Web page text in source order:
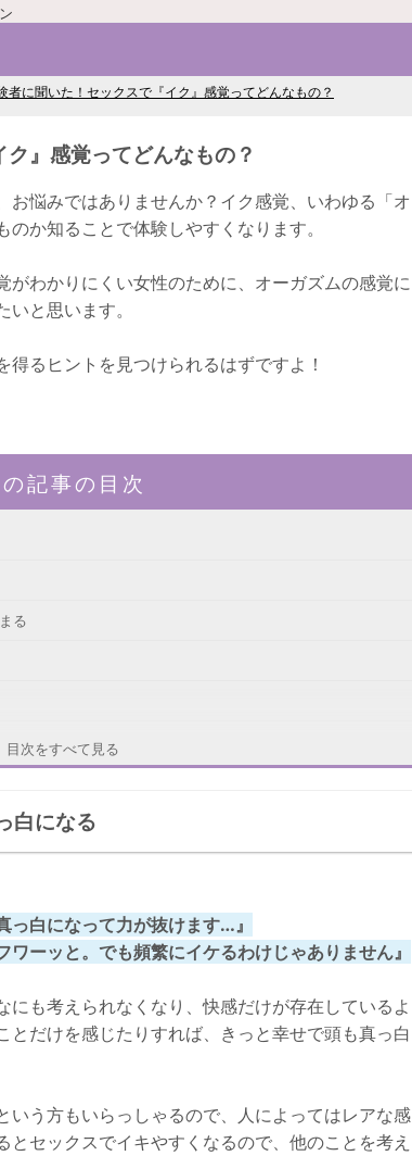
者に聞いた！セックスで『イク』感覚ってどんなもの？
』感覚ってどんなもの？
お悩みではありませんか？イク感覚、いわゆる「オ
か知ることで体験しやすくなります。
がわかりにくい女性のために、オーガズムの感覚に
と思います。
るヒントを見つけられるはずですよ！
記事の目次
る
目次をすべて見る
白になる
っ白になって力が抜けます…』
ワーッと。でも頻繁にイケるわけじゃありません』
にも考えられなくなり、快感だけが存在しているよ
とだけを感じたりすれば、きっと幸せで頭も真っ白
いう方もいらっしゃるので、人によってはレアな感
セックスでイキやすくなるので、他のことを考え